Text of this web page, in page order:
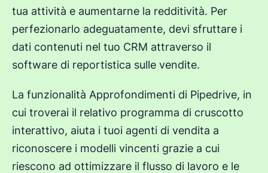
tua attività e aumentarne la redditività. Per
perfezionarlo adeguatamente, devi sfruttare i
dati contenuti nel tuo CRM attraverso il
software di reportistica sulle vendite.
La funzionalità Approfondimenti di Pipedrive, in
cui troverai il relativo programma di cruscotto
interattivo, aiuta i tuoi agenti di vendita a
riconoscere i modelli vincenti grazie a cui
riescono ad ottimizzare il flusso di lavoro e le